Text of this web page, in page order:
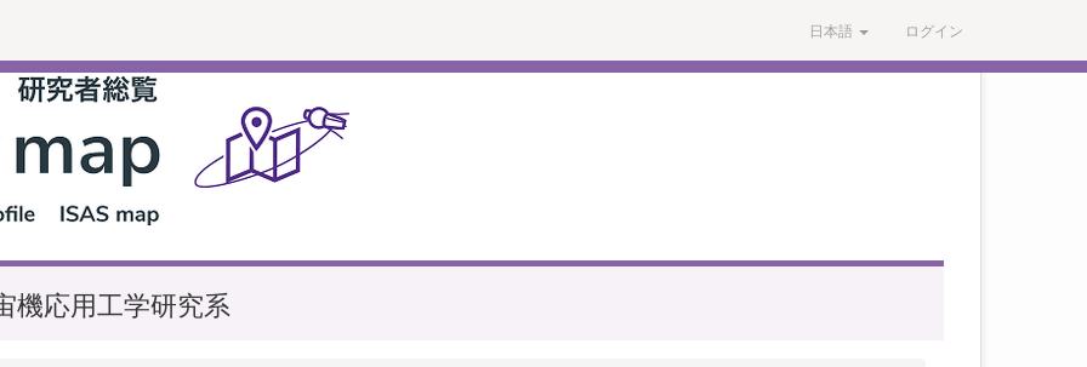
日本語 ログイン
機応用工学研究系